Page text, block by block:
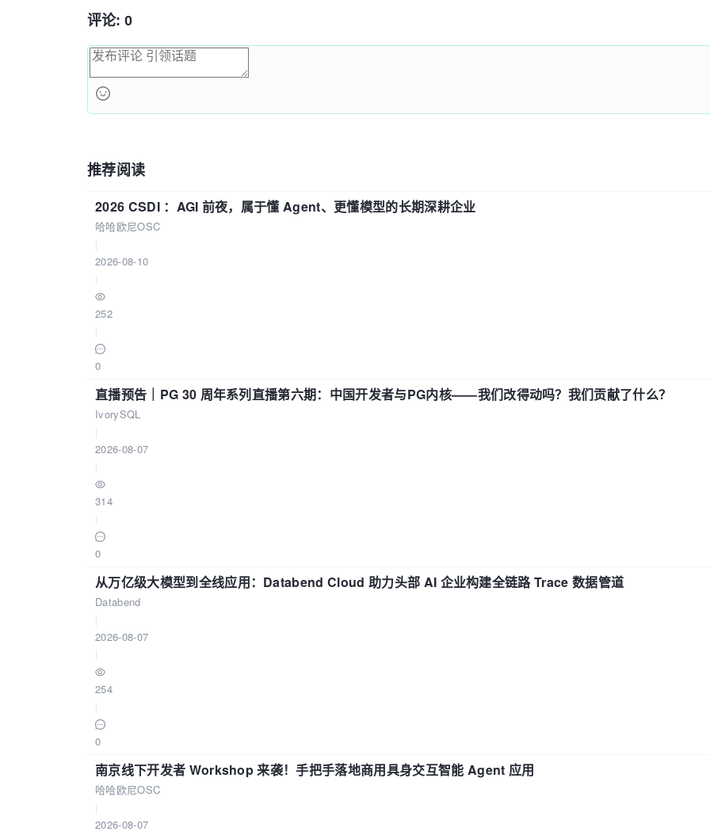
评论: 0
推荐阅读
2026 CSDI ：AGI 前夜，属于懂 Agent、更懂模型的长期深耕企业
哈哈欧尼OSC
2026-08-10
252
0
直播预告｜PG 30 周年系列直播第六期：中国开发者与PG内核——我们改得动吗？我们贡献了什么？
IvorySQL
2026-08-07
314
0
从万亿级大模型到全线应用：Databend Cloud 助力头部 AI 企业构建全链路 Trace 数据管道
Databend
2026-08-07
254
0
南京线下开发者 Workshop 来袭！手把手落地商用具身交互智能 Agent 应用
哈哈欧尼OSC
2026-08-07